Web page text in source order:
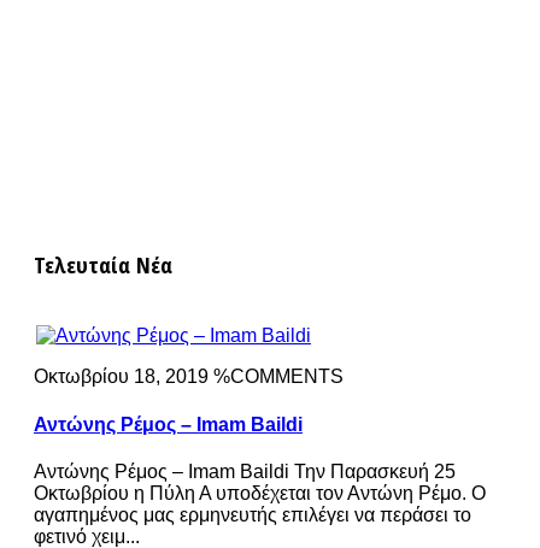
Τελευταία Νέα
Οκτωβρίου 18, 2019 %COMMENTS
Αντώνης Ρέμος – Imam Baildi
Αντώνης Ρέμος – Imam Baildi Την Παρασκευή 25
Οκτωβρίου η Πύλη Α υποδέχεται τον Αντώνη Ρέμο. Ο
αγαπημένος μας ερμηνευτής επιλέγει να περάσει το
φετινό χειμ...